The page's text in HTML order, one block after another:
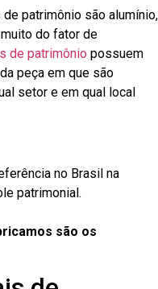
patrimônio são alumínio,
do fator de
de patrimônio possuem
peça em que são
setor e em qual local
no Brasil na
patrimonial.
são os